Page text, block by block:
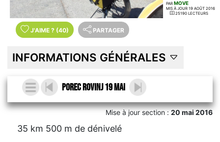
PAR MOVE
MIS À JOUR 19 AOÛT 2016
25190 LECTEURS
J'AIME ? (40) PARTAGER
INFORMATIONS GÉNÉRALES
Porec Rovinj 19 mai
Mise à jour section :20 mai 2016
35 km 500 m de dénivelé